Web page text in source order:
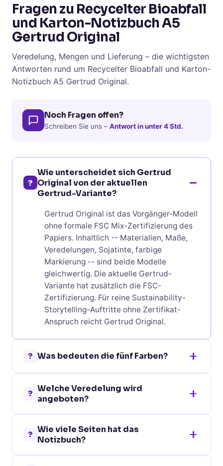
Fragen zu Recycelter Bioabfall
und Karton-Notizbuch A5
Gertrud Original
Veredelung, Mengen und Lieferung – die wichtigsten
Antworten rund um Recycelter Bioabfall und Karton-
Notizbuch A5 Gertrud Original.
Noch Fragen offen?
Schreiben Sie uns – Antwort in unter 4 Std.
?
Wie unterscheidet sich Gertrud
Original von der aktuellen
Gertrud-Variante?
Gertrud Original ist das Vorgänger-Modell
ohne formale FSC Mix-Zertifizierung des
Papiers. Inhaltlich -- Materialien, Maße,
Veredelungen, Sojatinte, farbige
Markierung -- sind beide Modelle
gleichwertig. Die aktuelle Gertrud-
Variante hat zusätzlich die FSC-
Zertifizierung. Für reine Sustainability-
Storytelling-Auftritte ohne Zertifikat-
Anspruch reicht Gertrud Original.
? Was bedeuten die fünf Farben?
Bioabfall-Anteil, Rot für Kirschen, Blau für
Lavendel, Khaki für andere organische
Reststoffe (Trauben), Braun für die
natürliche Karton-Anmutung mit
Haselnuss-Anteil. Auf dem Rücken ist die
? Welche Veredelung wird
angeboten?
100x180 mm), Digitaldruck (1 Farbe,
138x209 mm vollflächig), Tampondruck (5
Farben, 50x35 mm oder 2 Farben, 60x35
? Wie viele Seiten hat das
Notizbuch?